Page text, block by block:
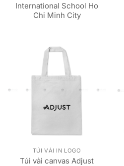
International School Ho
Chi Minh City
TÚI VẢI IN LOGO
Túi vải canvas Adjust